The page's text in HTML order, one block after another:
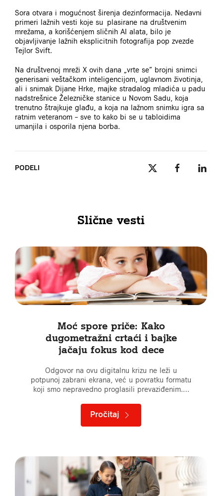
Sora otvara i mogućnost širenja dezinformacija. Nedavni
primeri lažnih vesti koje su plasirane na društvenim
mrežama, a korišćenjem sličnih AI alata, bilo je
objavljivanje lažnih eksplicitnih fotografija pop zvezde
Tejlor Svift.
Na društvenoj mreži X ovih dana „vrte se” brojni snimci
generisani veštačkom inteligencijom, uglavnom životinja,
ali i snimak Dijane Hrke, majke stradalog mladića u padu
nadstrešnice Železničke stanice u Novom Sadu, koja
trenutno štrajkuje glađu, a koja na lažnom snimku igra sa
ratnim veteranom – sve to kako bi se u tabloidima
umanjila i osporila njena borba.
PODELI
Slične vesti
Moć spore priče: Kako
dugometražni crtaći i bajke
jačaju fokus kod dece
Odgovor na ovu digitalnu krizu ne leži u
potpunoj zabrani ekrana, već u povratku formatu
koji smo nepravedno proglasili prevaziđenim.…
Pročitaj